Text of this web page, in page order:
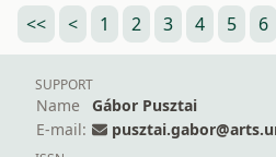
<<
< 1 2 3 4 5 6
SUPPORT
Name
Gábor Pusztai
E-mail: